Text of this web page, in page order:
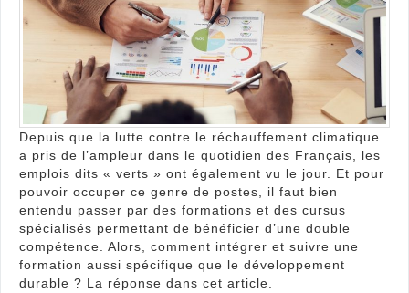
Depuis que la lutte contre le réchauffement climatique
a pris de l’ampleur dans le quotidien des Français, les
emplois dits « verts » ont également vu le jour. Et pour
pouvoir occuper ce genre de postes, il faut bien
entendu passer par des formations et des cursus
spécialisés permettant de bénéficier d’une double
compétence. Alors, comment intégrer et suivre une
formation aussi spécifique que le développement
durable ? La réponse dans cet article.